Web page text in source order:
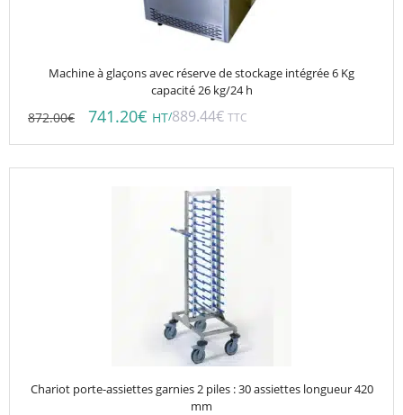
Machine à glaçons avec réserve de stockage intégrée 6 Kg
capacité 26 kg/24 h
872.00€ 741.20€ HT/889.44€ TTC
Chariot porte-assiettes garnies 2 piles : 30 assiettes longueur 420
mm